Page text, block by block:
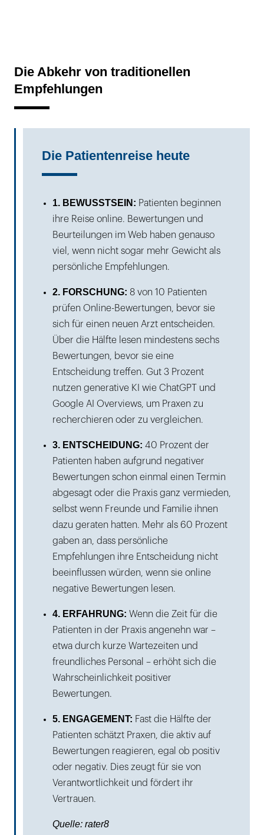
Die Abkehr von traditionellen
Empfehlungen
Die Patientenreise heute
1. BEWUSSTSEIN: Patienten beginnen
ihre Reise online. Bewertungen und
Beurteilungen im Web haben genauso
viel, wenn nicht sogar mehr Gewicht als
persönliche Empfehlungen.
2. FORSCHUNG: 8 von 10 Patienten
prüfen Online-Bewertungen, bevor sie
sich für einen neuen Arzt entscheiden.
Über die Hälfte lesen mindestens sechs
Bewertungen, bevor sie eine
Entscheidung treffen. Gut 3 Prozent
nutzen generative KI wie ChatGPT und
Google AI Overviews, um Praxen zu
recherchieren oder zu vergleichen.
3. ENTSCHEIDUNG: 40 Prozent der
Patienten haben aufgrund negativer
Bewertungen schon einmal einen Termin
abgesagt oder die Praxis ganz vermieden,
selbst wenn Freunde und Familie ihnen
dazu geraten hatten. Mehr als 60 Prozent
gaben an, dass persönliche
Empfehlungen ihre Entscheidung nicht
beeinflussen würden, wenn sie online
negative Bewertungen lesen.
4. ERFAHRUNG: Wenn die Zeit für die
Patienten in der Praxis angenehn war –
etwa durch kurze Wartezeiten und
freundliches Personal – erhöht sich die
Wahrscheinlichkeit positiver
Bewertungen.
5. ENGAGEMENT: Fast die Hälfte der
Patienten schätzt Praxen, die aktiv auf
Bewertungen reagieren, egal ob positiv
oder negativ. Dies zeugt für sie von
Verantwortlichkeit und fördert ihr
Vertrauen.
Quelle: rater8